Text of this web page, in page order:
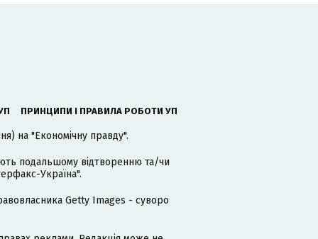
ПРИНЦИПИ І ПРАВИЛА РОБОТИ УП
на "Економічну правду".
подальшому відтворенню та/чи
Україна".
Getty Images - суворо